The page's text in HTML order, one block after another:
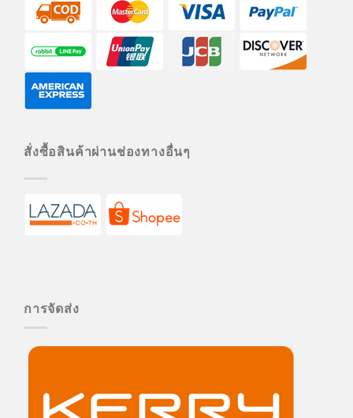
สั่งซื้อสินค้าผ่านช่องทางอื่นๆ
การจัดส่ง